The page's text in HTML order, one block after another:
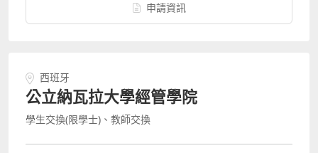
申請資訊
西班牙
公立納瓦拉大學經管學院
學生交換(限學士)、教師交換